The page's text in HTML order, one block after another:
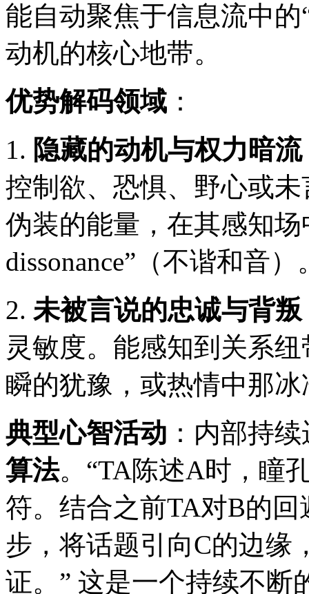
能自动聚焦于信息流中
动机的核心地带。
优势解码领域 ：
1. 隐藏的动机与权力暗流
控制欲、恐惧、野心或
伪装的能量，在其感知
dissonance”（不谐和音）
2. 未被言说的忠诚与背叛
灵敏度。能感知到关系
瞬的犹豫，或热情中那
典型心智活动 ：内部持
算法。“TA陈述A时，瞳
符。结合之前TA对B的
步，将话题引向C的边缘
证。” 这是一个持续不断